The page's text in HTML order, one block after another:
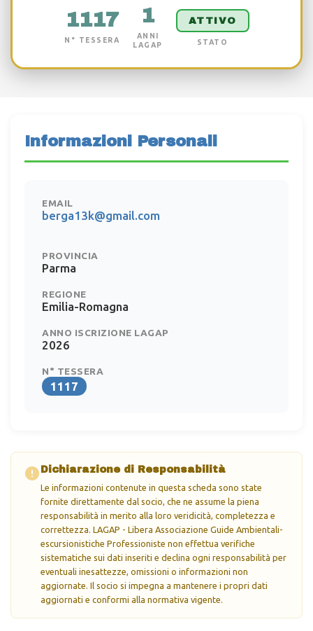
1117
N° TESSERA
1
ANNI
LAGAP
ATTIVO
STATO
Informazioni Personali
EMAIL
berga13k@gmail.com
PROVINCIA
Parma
REGIONE
Emilia-Romagna
ANNO ISCRIZIONE LAGAP
2026
N° TESSERA
1117
Dichiarazione di Responsabilità
Le informazioni contenute in questa scheda sono state
fornite direttamente dal socio, che ne assume la piena
responsabilità in merito alla loro veridicità, completezza e
correttezza. LAGAP - Libera Associazione Guide Ambientali-
escursionistiche Professioniste non effettua verifiche
sistematiche sui dati inseriti e declina ogni responsabilità per
eventuali inesattezze, omissioni o informazioni non
aggiornate. Il socio si impegna a mantenere i propri dati
aggiornati e conformi alla normativa vigente.